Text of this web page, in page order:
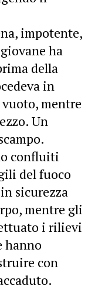
impotente,
ha
della
in
mentre
Un
confluiti
del fuoco
sicurezza
mentre gli
i rilievi
hanno
con